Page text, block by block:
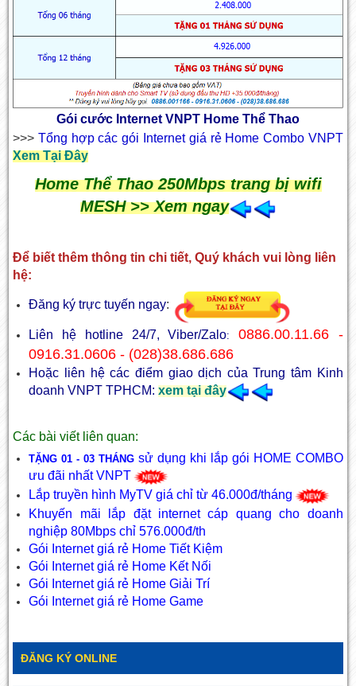
Gói cước Internet VNPT Home Thể Thao
>>> Tổng hợp các gói Internet giá rẻ Home Combo VNPT
Xem Tại Đây
Home Thể Thao 250Mbps trang bị wifi
MESH >> Xem ngay
Để biết thêm thông tin chi tiết, Quý khách vui lòng liên
hệ:
Đăng ký trực tuyến ngay:
Liên hệ hotline 24/7, Viber/Zalo:0886.00.11.66 -
0916.31.0606 - (028)38.686.686
Hoặc liên hệ các điểm giao dịch của Trung tâm Kinh
doanh VNPT TPHCM: xem tại đây
Các bài viết liên quan:
TẶNG 01 - 03 THÁNG sử dụng khi lắp gói HOME COMBO
ưu đãi nhất VNPT
Lắp truyền hình MyTV giá chỉ từ 46.000đ/tháng
Khuyến mãi lắp đặt internet cáp quang cho doanh
nghiệp 80Mbps chỉ 576.000đ/th
Gói Internet giá rẻ Home Tiết Kiệm
Gói Internet giá rẻ Home Kết Nối
Gói Internet giá rẻ Home Giải Trí
Gói Internet giá rẻ Home Game
ĐĂNG KÝ ONLINE